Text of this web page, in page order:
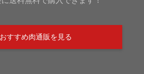
おすすめ肉通販を見る